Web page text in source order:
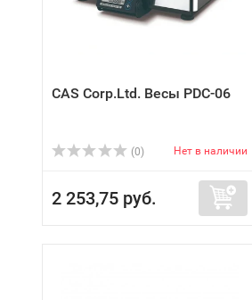
CAS Corp.Ltd. Весы PDC-06
(0) Нет в наличии
2 253,75 руб.